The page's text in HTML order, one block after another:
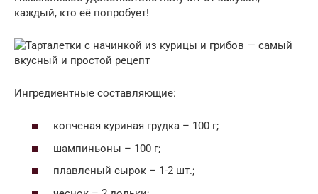
каждый, кто её попробует!
Ингредиентные составляющие:
копченая куриная грудка – 100 г;
шампиньоны – 100 г;
плавленый сырок – 1-2 шт.;